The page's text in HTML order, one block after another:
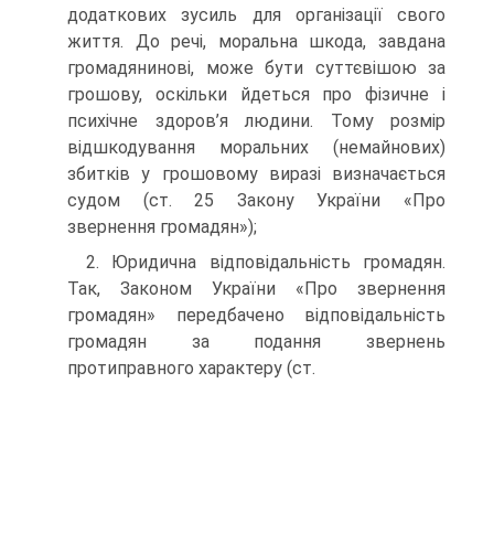
додаткових зусиль для орга­нізації свого
життя. До речі, моральна шкода, завдана
громадянинові, може бути суттєвішою за
грошову, оскільки йдеться про фізичне і
психічне здоров’я людини. Тому розмір
відшкодування моральних (немайнових)
збитків у грошовому виразі визначається
судом (ст. 25 Закону України «Про
звернення громадян»);
2. Юридична відповідальність громадян.
Так, Законом України «Про звернення
громадян» передбачено відповідальність
громадян за подання звернень
протиправного характеру (ст.